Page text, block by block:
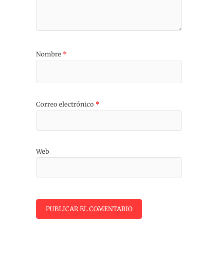
Nombre *
Correo electrónico *
Web